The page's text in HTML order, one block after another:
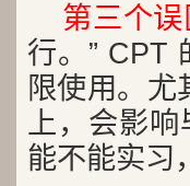
第三个误
行。” CPT
限使用。尤
上，会影
能不能实习